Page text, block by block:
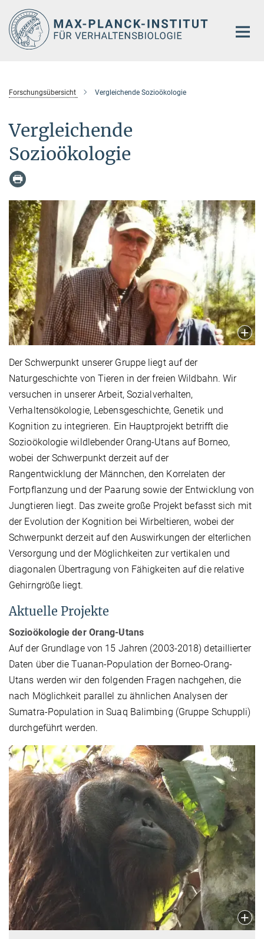
Hauptinhalt
Forschungsübersicht Vergleichende Sozioökologie
Vergleichende
Sozioökologie
Der Schwerpunkt unserer Gruppe liegt auf der
Naturgeschichte von Tieren in der freien Wildbahn. Wir
versuchen in unserer Arbeit, Sozialverhalten,
Verhaltensökologie, Lebensgeschichte, Genetik und
Kognition zu integrieren. Ein Hauptprojekt betrifft die
Sozioökologie wildlebender Orang-Utans auf Borneo,
wobei der Schwerpunkt derzeit auf der
Rangentwicklung der Männchen, den Korrelaten der
Fortpflanzung und der Paarung sowie der Entwicklung von
Jungtieren liegt. Das zweite große Projekt befasst sich mit
der Evolution der Kognition bei Wirbeltieren, wobei der
Schwerpunkt derzeit auf den Auswirkungen der elterlichen
Versorgung und der Möglichkeiten zur vertikalen und
diagonalen Übertragung von Fähigkeiten auf die relative
Gehirngröße liegt.
Aktuelle Projekte
Sozioökologie der Orang-Utans
Auf der Grundlage von 15 Jahren (2003-2018) detaillierter
Daten über die Tuanan-Population der Borneo-Orang-
Utans werden wir den folgenden Fragen nachgehen, die
nach Möglichkeit parallel zu ähnlichen Analysen der
Sumatra-Population in Suaq Balimbing (Gruppe Schuppli)
durchgeführt werden.